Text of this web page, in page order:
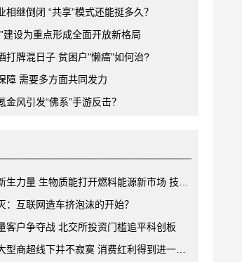
相继倒闭 “共享”模式还能挺多久？
建设为重点形成全面开放新格局
打牌混日子 贫困户"懒癌"如何治?
障 需要多方面共同发力
金风引发“佛系”手游反击？
量 生物质能打开燃料能源新市场 技术成熟了吗？
：互联网造车挤泡沫的开始？
客户争夺战 北交所投资门槛追平科创板
商超线下并不寂寞 消费红利得到进一步释放